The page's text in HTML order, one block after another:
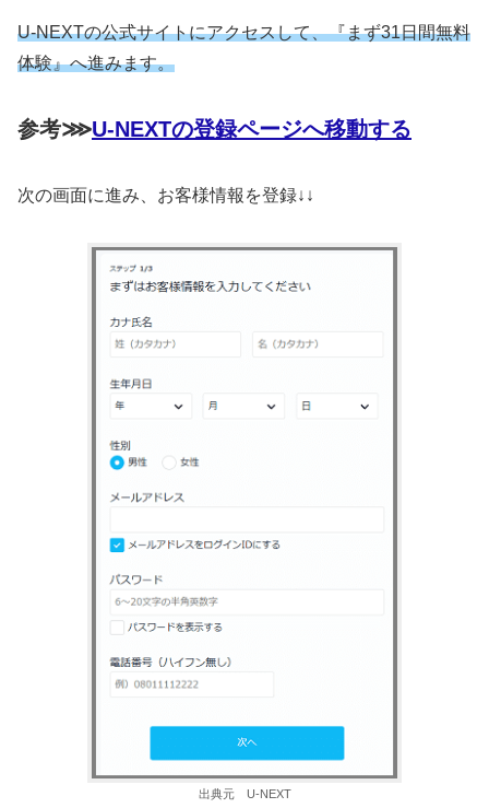
U-NEXTの公式サイトにアクセスして、『まず31日間無料
体験』へ進みます。
参考⋙U-NEXTの登録ページへ移動する
次の画面に進み、お客様情報を登録↓↓
出典元 U-NEXT